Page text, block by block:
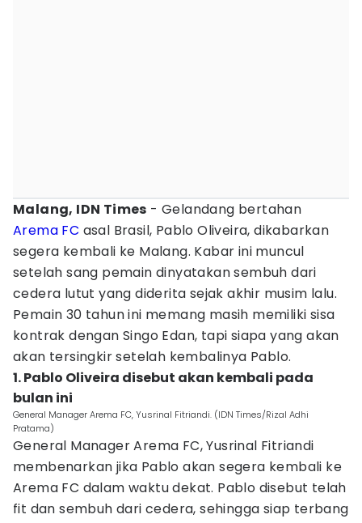
Malang, IDN Times - Gelandang bertahan
Arema FC asal Brasil, Pablo Oliveira, dikabarkan
segera kembali ke Malang. Kabar ini muncul
setelah sang pemain dinyatakan sembuh dari
cedera lutut yang diderita sejak akhir musim lalu.
Pemain 30 tahun ini memang masih memiliki sisa
kontrak dengan Singo Edan, tapi siapa yang akan
akan tersingkir setelah kembalinya Pablo.
1. Pablo Oliveira disebut akan kembali pada
bulan ini
General Manager Arema FC, Yusrinal Fitriandi. (IDN Times/Rizal Adhi
Pratama)
General Manager Arema FC, Yusrinal Fitriandi
membenarkan jika Pablo akan segera kembali ke
Arema FC dalam waktu dekat. Pablo disebut telah
fit dan sembuh dari cedera, sehingga siap terbang